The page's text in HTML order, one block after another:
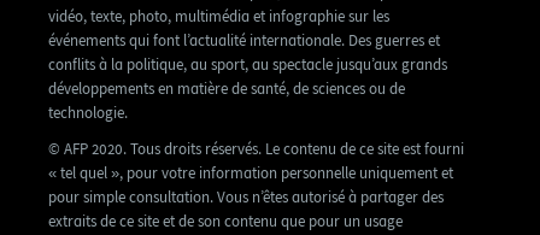
vidéo, texte, photo, multimédia et infographie sur les
événements qui font l’actualité internationale. Des guerres et
conflits à la politique, au sport, au spectacle jusqu’aux grands
développements en matière de santé, de sciences ou de
technologie.
© AFP 2020. Tous droits réservés. Le contenu de ce site est fourni
« tel quel », pour votre information personnelle uniquement et
pour simple consultation. Vous n’êtes autorisé à partager des
extraits de ce site et de son contenu que pour un usage